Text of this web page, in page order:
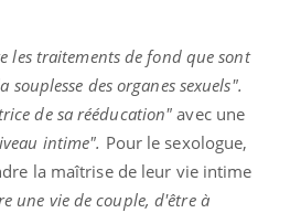
les traitements de fond que sont
des organes sexuels".
de sa rééducation"avec une
intime". Pour le sexologue,
la maîtrise de leur vie intime
une vie de couple, d'être à